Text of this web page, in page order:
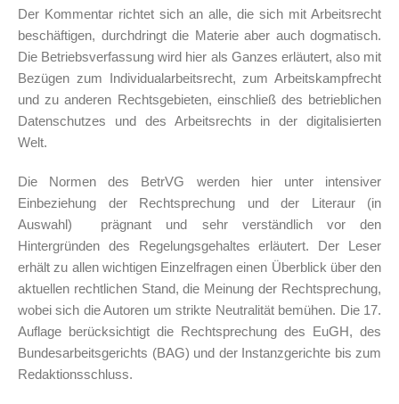
Der Kommentar richtet sich an alle, die sich mit Arbeitsrecht
beschäftigen, durchdringt die Materie aber auch dogmatisch.
Die Betriebsverfassung wird hier als Ganzes erläutert, also mit
Bezügen zum Individualarbeitsrecht, zum Arbeitskampfrecht
und zu anderen Rechtsgebieten, einschließ des betrieblichen
Datenschutzes und des Arbeitsrechts in der digitalisierten
Welt.
Die Normen des BetrVG werden hier unter intensiver
Einbeziehung der Rechtsprechung und der Literaur (in
Auswahl) prägnant und sehr verständlich vor den
Hintergründen des Regelungsgehaltes erläutert. Der Leser
erhält zu allen wichtigen Einzelfragen einen Überblick über den
aktuellen rechtlichen Stand, die Meinung der Rechtsprechung,
wobei sich die Autoren um strikte Neutralität bemühen. Die 17.
Auflage berücksichtigt die Rechtsprechung des EuGH, des
Bundesarbeitsgerichts (BAG) und der Instanzgerichte bis zum
Redaktionsschluss.